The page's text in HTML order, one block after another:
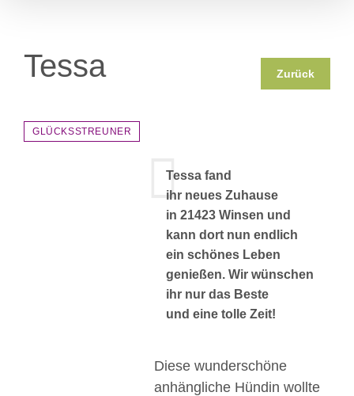
Tessa Zurück
GLÜCKSSTREUNER
Tessa fand
ihr neues Zuhause
in 21423 Winsen und
kann dort nun endlich
ein schönes Leben
genießen. Wir wünschen
ihr nur das Beste
und eine tolle Zeit!
Diese wunderschöne
anhängliche Hündin wollte